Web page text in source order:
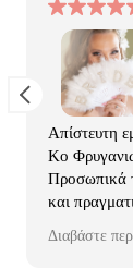
Απίστευτη
Κο
Προσωπικά
και
αρχή στο
αργότερα
Διαβάστε